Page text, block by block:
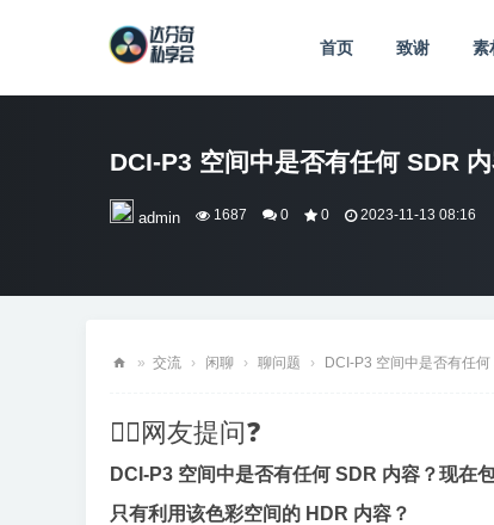
首页 致谢 素
DCI-P3 空间中是否有任何 SDR 内
admin 1687 0 0 2023-11-13 08:16
奇
私
» 交流 › 闲聊 › 聊问题 › DCI-P3 空间中是否有任何
💁‍♂️网友提问❓
DCI-P3 空间中是否有任何 SDR 内容？现在
只有利用该色彩空间的 HDR 内容？